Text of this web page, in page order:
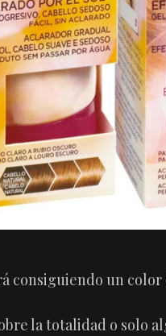
consiguiendo un color
la totalidad o solo